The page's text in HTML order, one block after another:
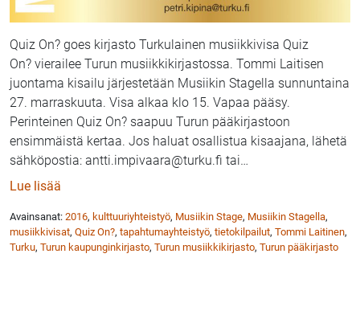
Quiz On? goes kirjasto Turkulainen musiikkivisa Quiz
On? vierailee Turun musiikkikirjastossa. Tommi Laitisen
juontama kisailu järjestetään Musiikin Stagella sunnuntaina
27. marraskuuta. Visa alkaa klo 15. Vapaa pääsy.
Perinteinen Quiz On? saapuu Turun pääkirjastoon
ensimmäistä kertaa. Jos haluat osallistua kisaajana, lähetä
sähköpostia: antti.impivaara@turku.fi tai …
Lue lisää
Avainsanat: 2016, kulttuuriyhteistyö, Musiikin Stage, Musiikin Stagella,
musiikkivisat, Quiz On?, tapahtumayhteistyö, tietokilpailut, Tommi Laitinen,
Turku, Turun kaupunginkirjasto, Turun musiikkikirjasto, Turun pääkirjasto